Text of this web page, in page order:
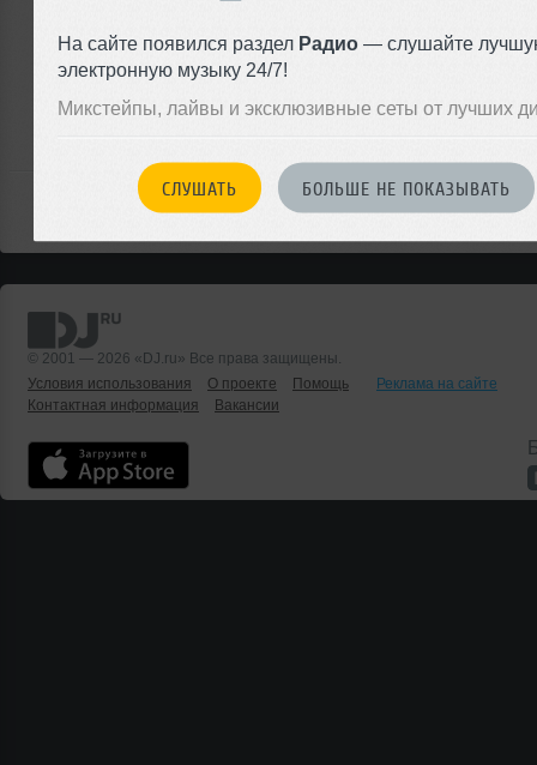
На сайте появился раздел Радио — слушайте
электронную музыку 24/7!
Микстейпы, лайвы и эксклюзивные сеты от лучших
СЛУШАТЬ БОЛЬШЕ НЕ ПОКАЗЫВАТЬ
ЗАРЕГИСТРИРУЙТЕСЬ
чтобы оставить комментарий
© 2001 — 2026 «DJ.ru» Все права защищены.
Условия использования
О проекте Помощь
Реклама на сайте
Контактная информация
Вакансии